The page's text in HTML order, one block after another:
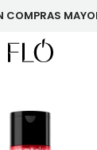
COMPRAS